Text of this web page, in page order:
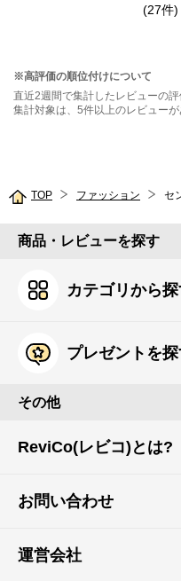
(27件)
※高評価の順位付けについて
直近2週間で集計したレビューの
集計対象は、5件以上のレビューが
TOP ファッション セ
商品・レビューを探す
カテゴリから
プレゼントを
その他
ReviCo(レビコ)とは?
お問い合わせ
運営会社